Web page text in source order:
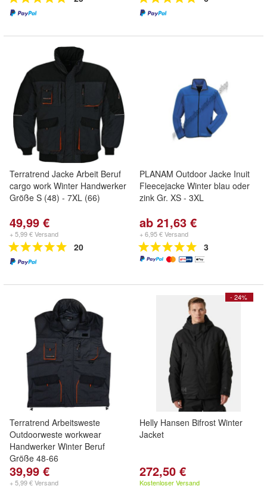
Terratrend Jacke Arbeit Beruf
cargo work Winter Handwerker
Größe S (48) - 7XL (66)
49,99 €
+ 5,99 € Versand
20
PLANAM Outdoor Jacke Inuit
Fleecejacke Winter blau oder
zink Gr. XS - 3XL
ab 21,63 €
+ 6,95 € Versand
3
Terratrend Arbeitsweste
Outdoorweste workwear
Handwerker Winter Beruf
Größe 48-66
39,99 €
+ 5,99 € Versand
- 24%
Helly Hansen Bifrost Winter
Jacket
272,50 €
Kostenloser Versand